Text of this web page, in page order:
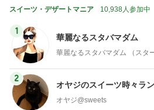
スイーツ・デザートマニア 10,938人参加中
1
華麗なるスタバマダム
華麗なるスタバマダム （スタ
2
オヤジのスイーツ時々ラ
オヤジ@sweets